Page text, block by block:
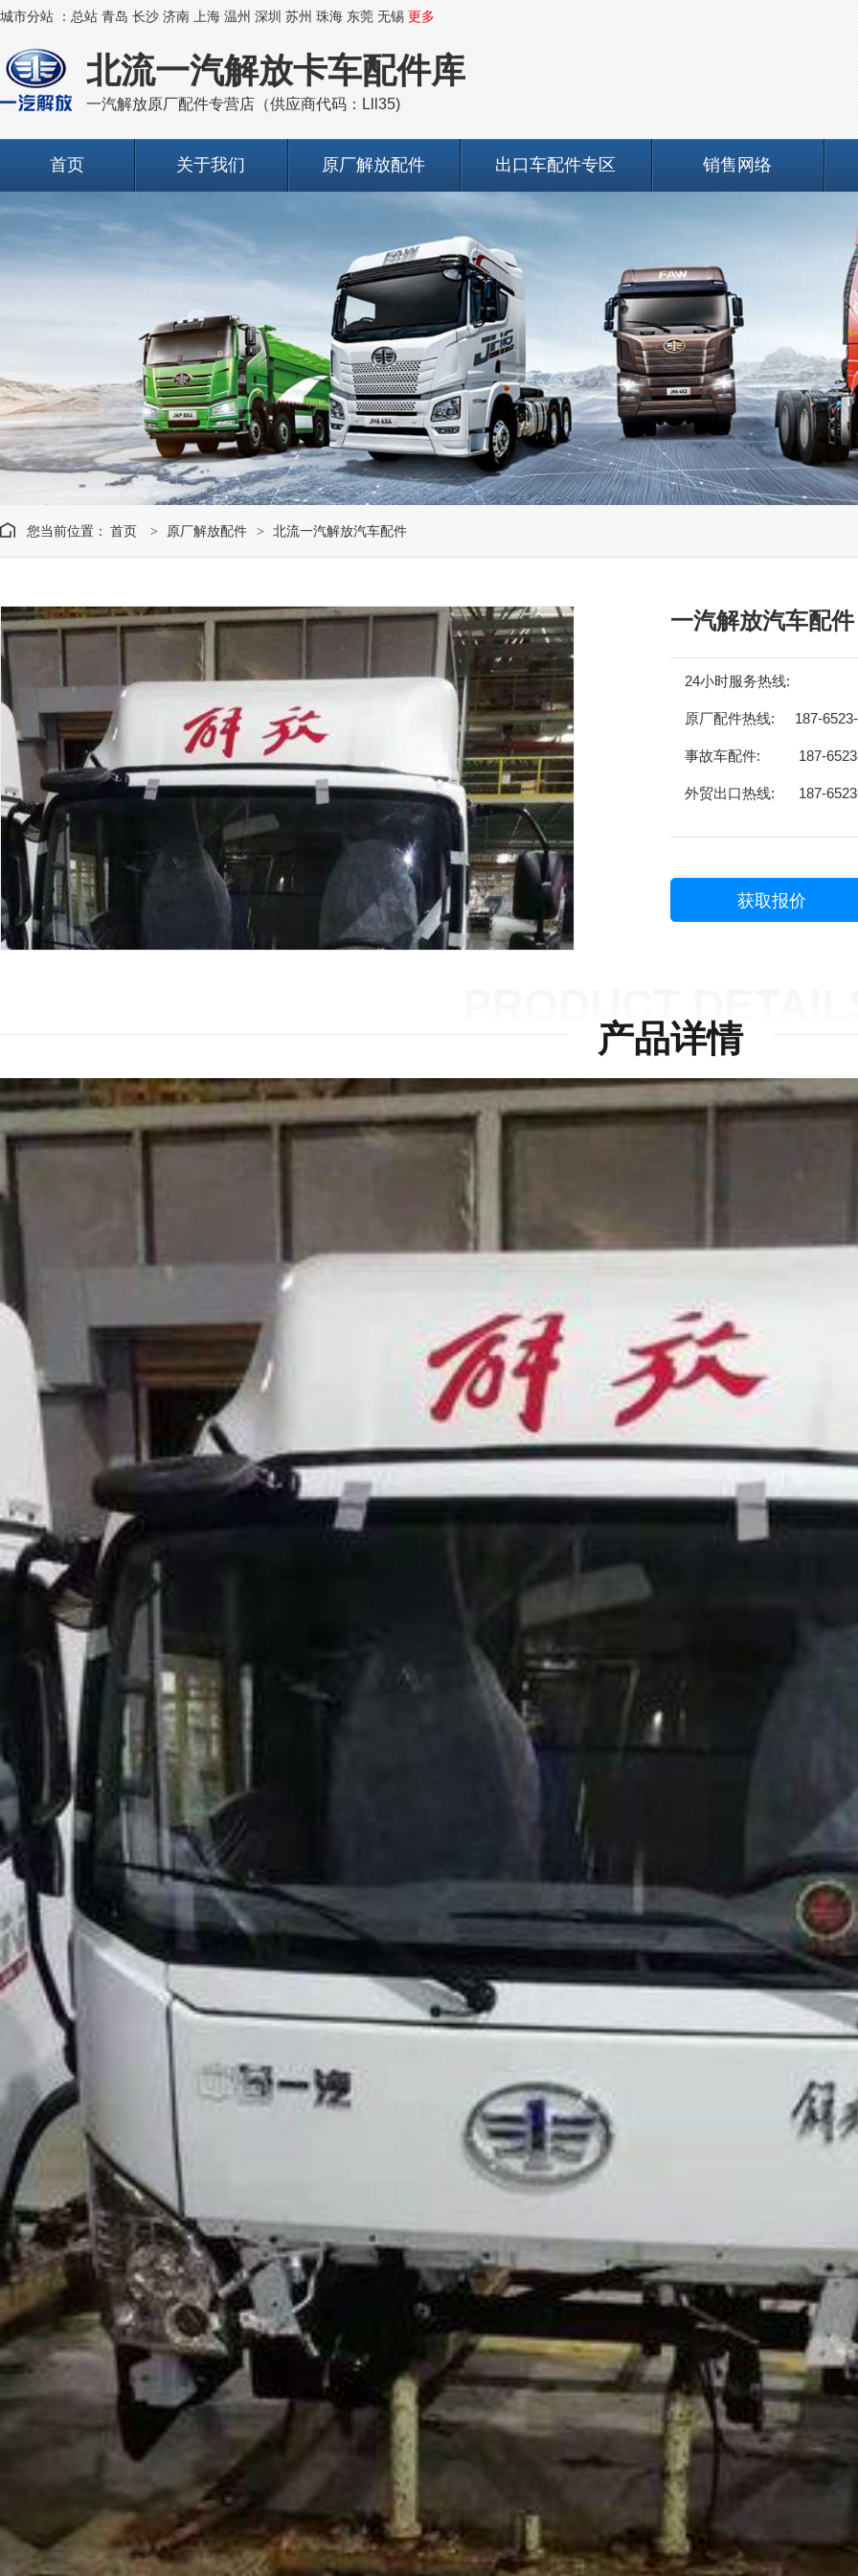
城市分站 ： 总站 青岛 长沙 济南 上海 温州 深圳 苏州 珠海 东莞 无锡 更多
北流一汽解放卡车配件库
一汽解放原厂配件专营店（供应商代码：Lll35)
首页 关于我们 原厂解放配件 出口车配件专区 销售网络
您当前位置： 首页 > 原厂解放配件 > 北流一汽解放汽车配件
一汽解放汽车配件
24小时服务热线:
原厂配件热线: 187-
事故车配件: 187-
外贸出口热线: 187-
获取报价
PRODUCT
产品详情